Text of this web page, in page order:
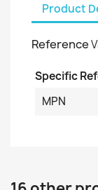
Product
Reference
Specific
MPN